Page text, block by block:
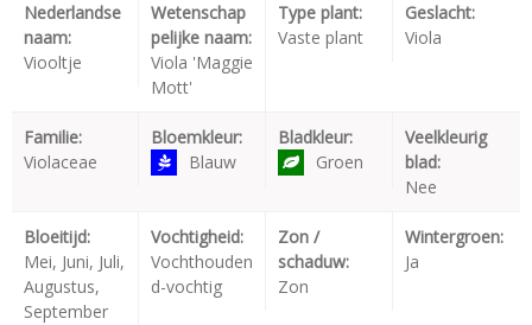
Nederlandse
naam:
Viooltje
Wetenschap
pelijke naam:
Viola 'Maggie
Mott'
Type plant:
Vaste plant
Geslacht:
Viola
Familie:
Violaceae
Bloemkleur:
Blauw
Bladkleur:
Groen
Veelkleurig
blad:
Nee
Bloeitijd:
Mei, Juni, Juli,
Augustus,
September
Vochtigheid:
Vochthouden
d-vochtig
Zon /
schaduw:
Zon
Wintergroen:
Ja